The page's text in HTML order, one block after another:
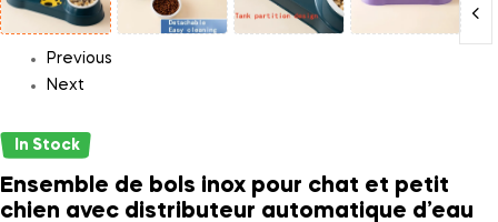
Previous
Next
In Stock
Ensemble de bols inox pour chat et petit
chien avec distributeur automatique d’eau